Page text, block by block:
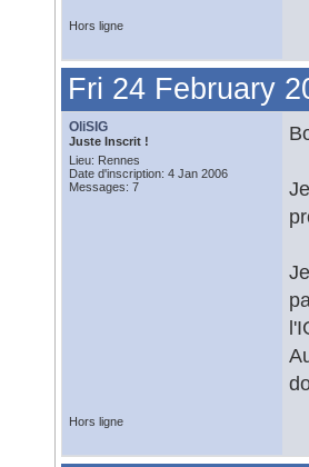
Hors ligne
Fri 24 February
OliSIG
Juste Inscrit !
Lieu: Rennes
Date d'inscription: 4 Jan 2006
Messages: 7
Hors ligne